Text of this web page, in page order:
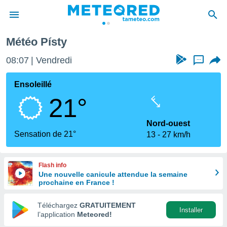
de
en
Météo Písty
08:07 Vendredi ...
Ensoleillé
21°
Sensation de 21°
Nord-ouest
13
27 km/h
Flash info
Une nouvelle canicule attendue la semaine
prochaine en France !
Téléchargez GRATUITEMENT
l’application Meteored!
Installer